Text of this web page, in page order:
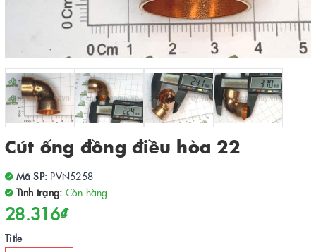
Cút ống đồng điều hòa 22
Mã SP: PVN5258
Tình trạng: Còn hàng
28.316₫
Title